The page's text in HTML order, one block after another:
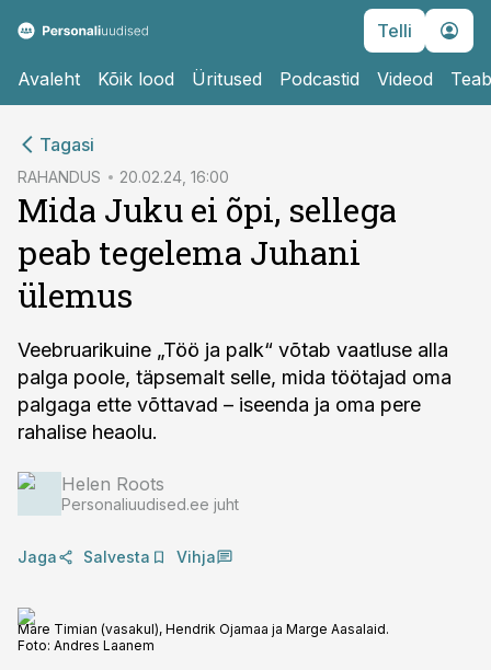
Telli
Avaleht Kõik lood Üritused Podcastid Videod
Tagasi
RAHANDUS 20.02.24, 16:00
Mida Juku ei õpi, sellega
peab tegelema Juhani
ülemus
Veebruarikuine „Töö ja palk“ võtab vaatluse alla
palga poole, täpsemalt selle, mida töötajad oma
palgaga ette võttavad – iseenda ja oma pere
rahalise heaolu.
Helen Roots
Personaliuudised.ee juht
Jaga Salvesta Vihja
Mare Timian (vasakul), Hendrik Ojamaa ja Marge Aasalaid.
Foto: Andres Laanem